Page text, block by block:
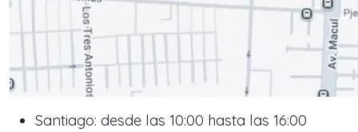
Santiago: desde las 10:00 hasta las 16:00